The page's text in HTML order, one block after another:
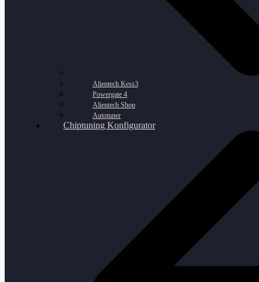
Alientech Kess3
Powergate 4
Alientech Shop
Autotuner
Chiptuning Konfigurator